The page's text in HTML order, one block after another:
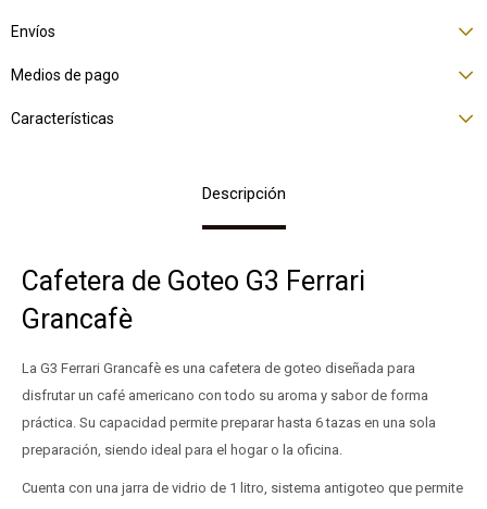
Envíos
Medios de pago
Características
Descripción
Cafetera de Goteo G3 Ferrari
Grancafè
La G3 Ferrari Grancafè es una cafetera de goteo diseñada para
disfrutar un café americano con todo su aroma y sabor de forma
práctica. Su capacidad permite preparar hasta 6 tazas en una sola
preparación, siendo ideal para el hogar o la oficina.
Cuenta con una jarra de vidrio de 1 litro, sistema antigoteo que permite